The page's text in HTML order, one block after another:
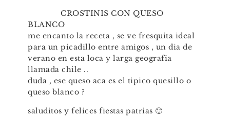
CROSTINIS CON QUESO
BLANCO
me encanto la receta , se ve fresquita ideal
para un picadillo entre amigos , un dia de
verano en esta loca y larga geografia
llamada chile ..
duda , ese queso aca es el tipico quesillo o
queso blanco ?
saluditos y felices fiestas patrias 🙂